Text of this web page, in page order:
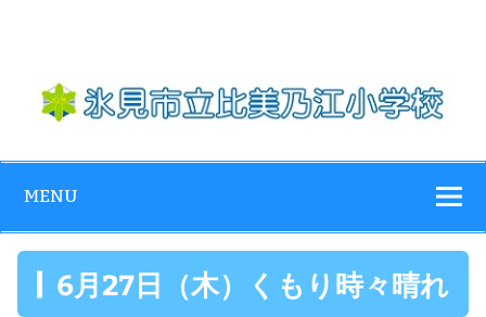
content
江小学校
MENU
6月27日（木）くもり時々晴れ